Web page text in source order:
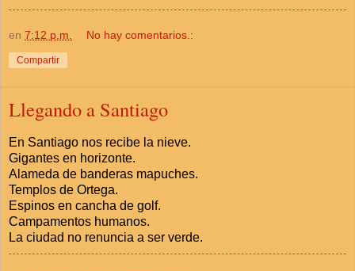
en 7:12 p.m. No hay comentarios.:
Compartir
Llegando a Santiago
En Santiago nos recibe la nieve.
Gigantes en horizonte.
Alameda de banderas mapuches.
Templos de Ortega.
Espinos en cancha de golf.
Campamentos humanos.
La ciudad no renuncia a ser verde.